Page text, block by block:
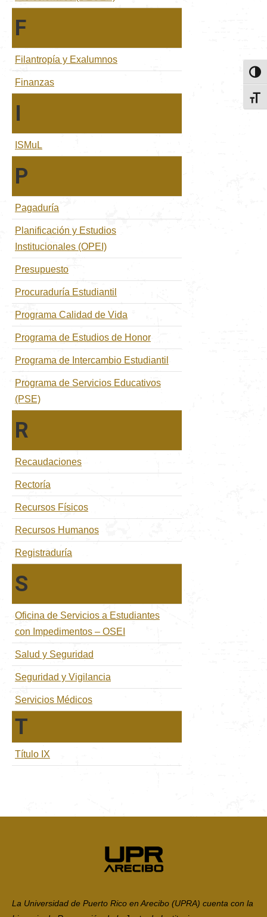
F
Filantropía y Exalumnos
Finanzas
I
ISMuL
P
Pagaduría
Planificación y Estudios
Institucionales (OPEI)
Presupuesto
Procuraduría Estudiantil
Programa Calidad de Vida
Programa de Estudios de Honor
Programa de Intercambio Estudiantil
Programa de Servicios Educativos
(PSE)
R
Recaudaciones
Rectoría
Recursos Físicos
Recursos Humanos
Registraduría
S
Oficina de Servicios a Estudiantes
con Impedimentos – OSEI
Salud y Seguridad
Seguridad y Vigilancia
Servicios Médicos
T
Título IX
La Universidad de Puerto Rico en Arecibo (UPRA) cuenta con la